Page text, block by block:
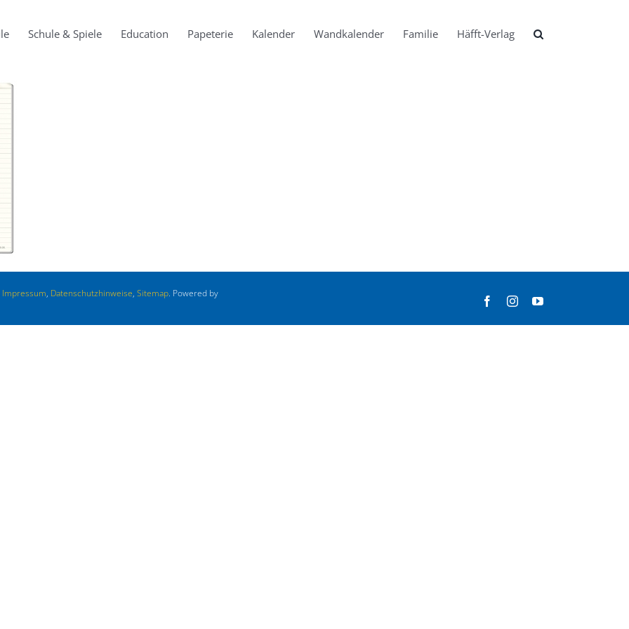
Schule & Spiele Education Papeterie Kalender Wandkalender Familie Häfft-Verlag
Impressum, Datenschutzhinweise, Sitemap. Powered by
FacebookInstagramYouTube